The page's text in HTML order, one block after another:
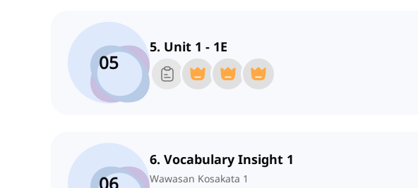
05
5. Unit 1 - 1E
6. Vocabulary Insight 1
Wawasan Kosakata 1